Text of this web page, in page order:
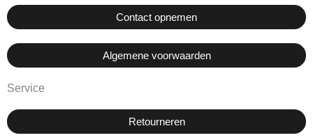
Contact opnemen
Algemene voorwaarden
Service
Retourneren